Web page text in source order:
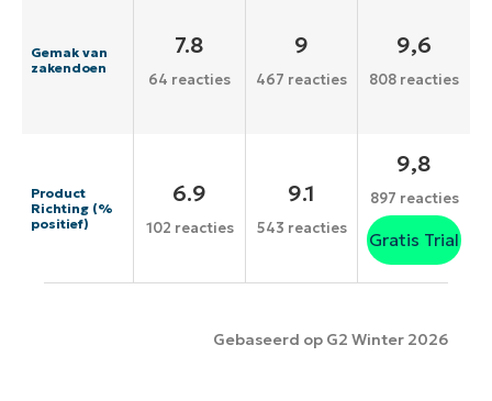
Gemak van
zakendoen
7.8
64 reacties
9
467 reacties
9,6
808 reacties
Product
Richting (%
positief)
6.9
102 reacties
9.1
543 reacties
9,8
897 reacties
Gratis Trial
Gebaseerd op G2 Winter 2026